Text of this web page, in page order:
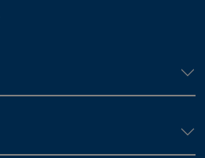
13 ADV-